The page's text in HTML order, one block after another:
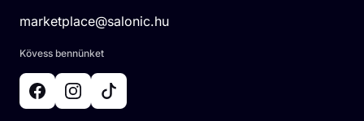
marketplace@salonic.hu
Kövess bennünket